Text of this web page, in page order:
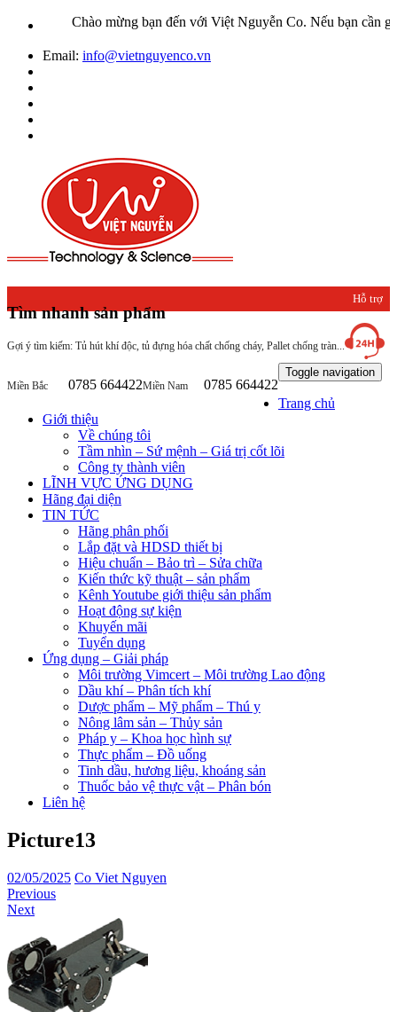
Chào mừng bạn đến với Việt Nguyễn Co. Nếu bạn cần giúp
Email: info@vietnguyenco.vn
Tìm nhanh sản phẩm
Gợi ý tìm kiếm: Tủ hút khí độc, tủ đựng hóa chất chống cháy, Pallet chống tràn...
Hỗ trợ
khách
hàng
Miền Bắc 0785 664422Miền Nam 0785 664422
Toggle navigation
Trang chủ
Giới thiệu
Về chúng tôi
Tầm nhìn – Sứ mệnh – Giá trị cốt lõi
Công ty thành viên
LĨNH VỰC ỨNG DỤNG
Hãng đại diện
TIN TỨC
Hãng phân phối
Lắp đặt và HDSD thiết bị
Hiệu chuẩn – Bảo trì – Sửa chữa
Kiến thức kỹ thuật – sản phẩm
Kênh Youtube giới thiệu sản phẩm
Hoạt động sự kiện
Khuyến mãi
Tuyển dụng
Ứng dụng – Giải pháp
Môi trường Vimcert – Môi trường Lao động
Dầu khí – Phân tích khí
Dược phẩm – Mỹ phẩm – Thú y
Nông lâm sản – Thủy sản
Pháp y – Khoa học hình sự
Thực phẩm – Đồ uống
Tinh dầu, hương liệu, khoáng sản
Thuốc bảo vệ thực vật – Phân bón
Liên hệ
Picture13
02/05/2025 Co Viet Nguyen
Previous
Next